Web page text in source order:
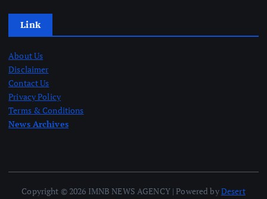
Link
About Us
Disclaimer
Contact Us
Privacy Policy
Terms & Conditions
News Archives
Copyright © 2026 IMNB NEWS AGENCY | Powered byDesert